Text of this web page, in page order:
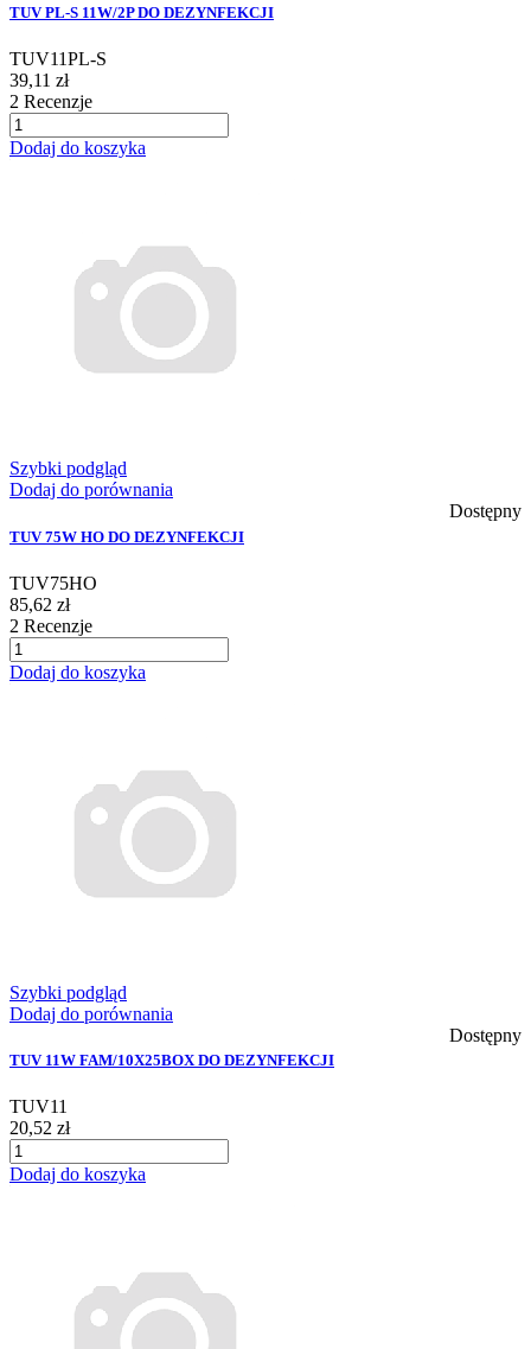
TUV PL-S 11W/2P DO DEZYNFEKCJI
TUV11PL-S
39,11 zł
2 Recenzje
Dodaj do koszyka
Szybki podgląd
Dodaj do porównania
Dostępny
TUV 75W HO DO DEZYNFEKCJI
TUV75HO
85,62 zł
2 Recenzje
Dodaj do koszyka
Szybki podgląd
Dodaj do porównania
Dostępny
TUV 11W FAM/10X25BOX DO DEZYNFEKCJI
TUV11
20,52 zł
Dodaj do koszyka